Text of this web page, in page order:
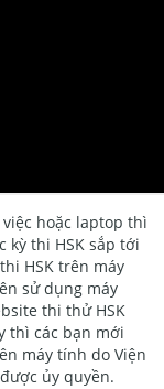
hoặc laptop thì
kỳ thi HSK sắp tới
HSK trên máy
sử dụng máy
thi thử HSK
thì các bạn mới
máy tính do Viện
ủy quyền.